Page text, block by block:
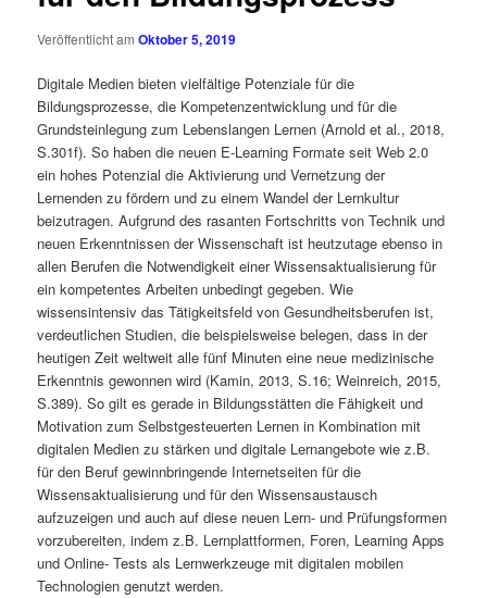
Veröffentlicht amOktober 5, 2019
Digitale Medien bieten vielfältige Potenziale für die
Bildungsprozesse, die Kompetenzentwicklung und für die
Grundsteinlegung zum Lebenslangen Lernen (Arnold et al., 2018,
S.301f). So haben die neuen E-Learning Formate seit Web 2.0
ein hohes Potenzial die Aktivierung und Vernetzung der
Lernenden zu fördern und zu einem Wandel der Lernkultur
beizutragen. Aufgrund des rasanten Fortschritts von Technik und
neuen Erkenntnissen der Wissenschaft ist heutzutage ebenso in
allen Berufen die Notwendigkeit einer Wissensaktualisierung für
ein kompetentes Arbeiten unbedingt gegeben. Wie
wissensintensiv das Tätigkeitsfeld von Gesundheitsberufen ist,
verdeutlichen Studien, die beispielsweise belegen, dass in der
heutigen Zeit weltweit alle fünf Minuten eine neue medizinische
Erkenntnis gewonnen wird (Kamin, 2013, S.16; Weinreich, 2015,
S.389). So gilt es gerade in Bildungsstätten die Fähigkeit und
Motivation zum Selbstgesteuerten Lernen in Kombination mit
digitalen Medien zu stärken und digitale Lernangebote wie z.B.
für den Beruf gewinnbringende Internetseiten für die
Wissensaktualisierung und für den Wissensaustausch
aufzuzeigen und auch auf diese neuen Lern- und Prüfungsformen
vorzubereiten, indem z.B. Lernplattformen, Foren, Learning Apps
und Online- Tests als Lernwerkzeuge mit digitalen mobilen
Technologien genutzt werden.